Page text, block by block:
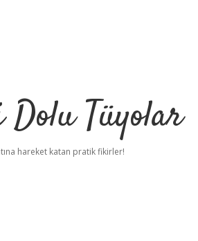
Tüyolar
hareket katan pratik fikirler!